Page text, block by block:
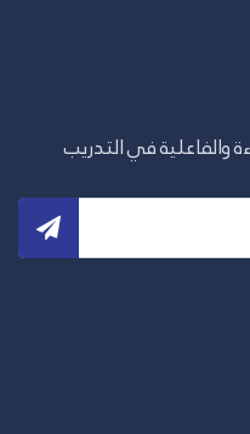
في التدريب